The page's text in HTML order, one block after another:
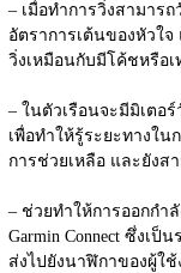
– เมื่อทำการวิ่งสามาร
อัตราการเต้นของหัวใ
วิ่งเหมือนกับมีโค้ชหรือ
– ในตัวเรือนจะมีมิเตอ
เพื่อทำให้รู้ระยะทางใน
การช่วยเหลือ และยัง
– ช่วยทำให้การออกกำ
Garmin Connect ซึ่งเ
ส่งไปยังนาฬิกาของผู้ใ